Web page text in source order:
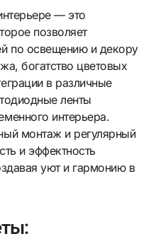
— это
позволяет
по освещению и декору
богатство цветовых
в различные
ленты
интерьера.
монтаж и регулярный
и эффектность
уют и гармонию в